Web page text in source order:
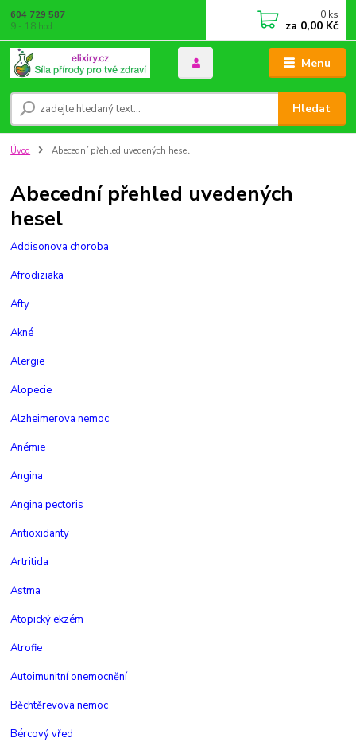
Menu
Hledat
604 729 587
9 - 18 hod
0 ks
za 0,00 Kč
Úvod Abecední přehled uvedených hesel
Abecední přehled uvedených
hesel
Addisonova choroba
Afrodiziaka
Afty
Akné
Alergie
Alopecie
Alzheimerova nemoc
Anémie
Angina
Angina pectoris
Antioxidanty
Artritida
Astma
Atopický ekzém
Atrofie
Autoimunitní onemocnění
Běchtěrevova nemoc
Bércový vřed